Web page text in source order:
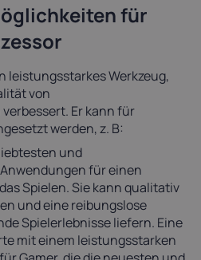
für
leistungsstarkes Werkzeug,
von
Er kann für
werden, z. B:
und
für einen
Spielen. Sie kann qualitativ
und eine reibungslose
Spielerlebnisse liefern. Eine
mit einem leistungsstarken